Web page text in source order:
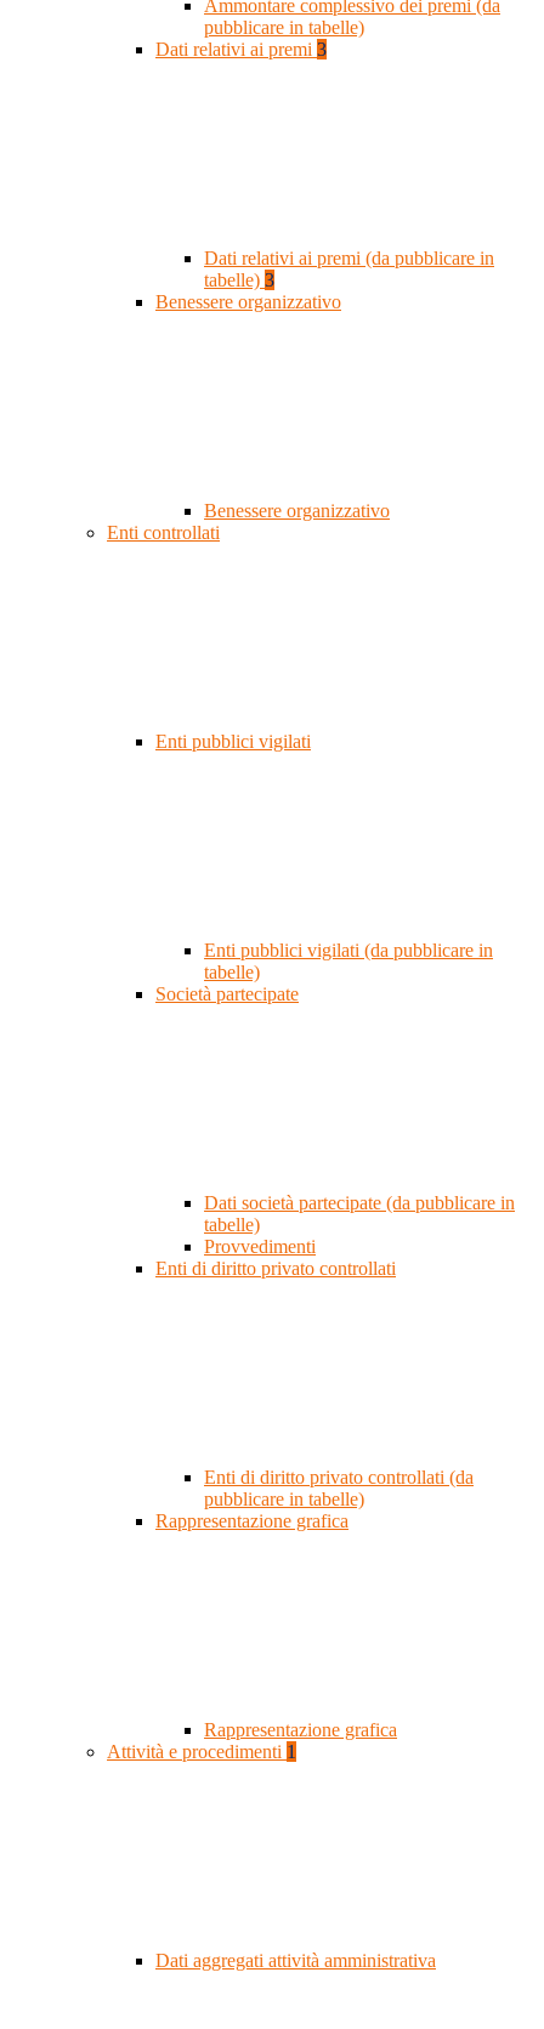
Ammontare complessivo dei premi (da
pubblicare in tabelle)
Dati relativi ai premi 3
Dati relativi ai premi (da pubblicare in
tabelle) 3
Benessere organizzativo
Benessere organizzativo
Enti controllati
Enti pubblici vigilati
Enti pubblici vigilati (da pubblicare in
tabelle)
Società partecipate
Dati società partecipate (da pubblicare in
tabelle)
Provvedimenti
Enti di diritto privato controllati
Enti di diritto privato controllati (da
pubblicare in tabelle)
Rappresentazione grafica
Rappresentazione grafica
Attività e procedimenti 1
Dati aggregati attività amministrativa